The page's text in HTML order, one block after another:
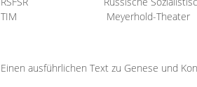
TIM Meyerhold-Theater
Einen ausführlichen Text zu Genese und